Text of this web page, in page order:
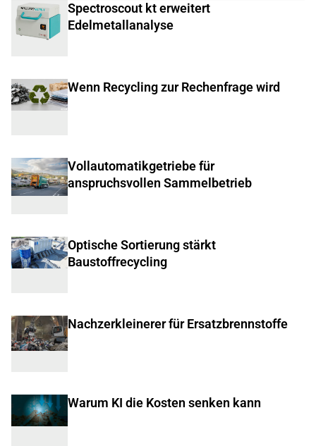
Spectroscout kt erweitert
Edelmetallanalyse
Wenn Recycling zur Rechenfrage wird
Vollautomatikgetriebe für
anspruchsvollen Sammelbetrieb
Optische Sortierung stärkt
Baustoffrecycling
Nachzerkleinerer für Ersatzbrennstoffe
Warum KI die Kosten senken kann